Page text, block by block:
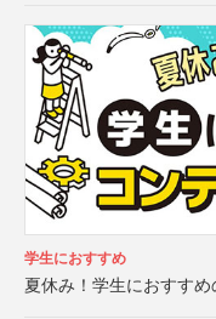
学生におすすめ
夏休み！学生におすす